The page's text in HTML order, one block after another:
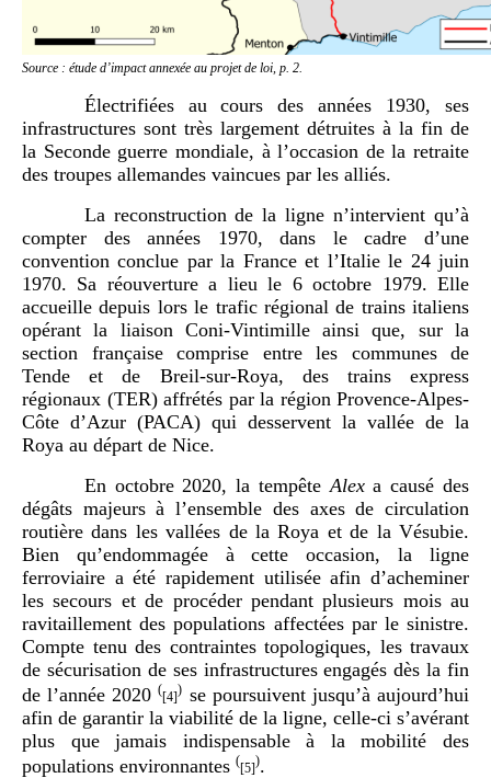
Source : étude d’impact annexée au projet de loi, p. 2.
Électrifiées au cours des années 1930, ses
infrastructures sont très largement détruites à la fin de
la Seconde guerre mondiale, à l’occasion de la retraite
des troupes allemandes vaincues par les alliés.
La reconstruction de la ligne n’intervient qu’à
compter des années 1970, dans le cadre d’une
convention conclue par la France et l’Italie le 24 juin
1970. Sa réouverture a lieu le 6 octobre 1979. Elle
accueille depuis lors le trafic régional de trains italiens
opérant la liaison Coni-Vintimille ainsi que, sur la
section française comprise entre les communes de
Tende et de Breil-sur-Roya, des trains express
régionaux (TER) affrétés par la région Provence-Alpes-
Côte d’Azur (PACA) qui desservent la vallée de la
Roya au départ de Nice.
En octobre 2020, la tempête Alexa causé des
dégâts majeurs à l’ensemble des axes de circulation
routière dans les vallées de la Roya et de la Vésubie.
Bien qu’endommagée à cette occasion, la ligne
ferroviaire a été rapidement utilisée afin d’acheminer
les secours et de procéder pendant plusieurs mois au
ravitaillement des populations affectées par le sinistre.
Compte tenu des contraintes topologiques, les travaux
de sécurisation de ses infrastructures engagés dès la fin
de l’année 2020([4]) se poursuivent jusqu’à aujourd’hui
afin de garantir la viabilité de la ligne, celle-ci s’avérant
plus que jamais indispensable à la mobilité des
populations environnantes ([5]).